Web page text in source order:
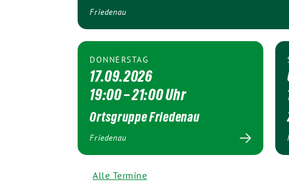
Friedenau
DONNERSTAG
17.09.2026
19:00 – 21:00 Uhr
Ortsgruppe Friedenau
Friedenau
Alle Termine